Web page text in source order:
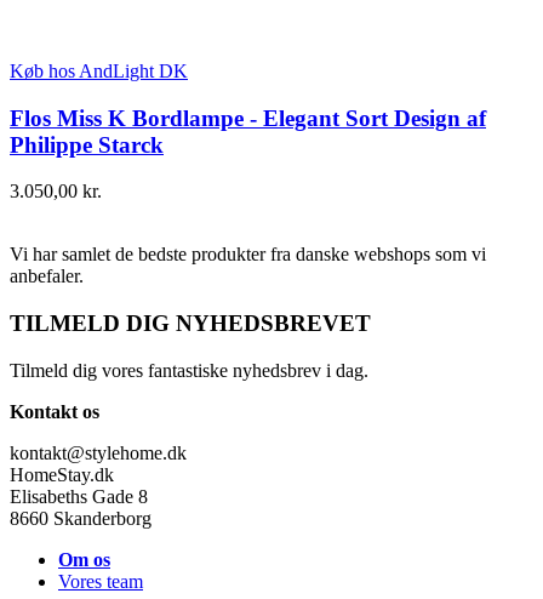
Køb hos AndLight DK
Flos Miss K Bordlampe - Elegant Sort Design af
Philippe Starck
3.050,00 kr.
Vi har samlet de bedste produkter fra danske webshops som vi
anbefaler.
TILMELD DIG NYHEDSBREVET
Tilmeld dig vores fantastiske nyhedsbrev i dag.
Kontakt os
kontakt@stylehome.dk
HomeStay.dk
Elisabeths Gade 8
8660 Skanderborg
Om os
Vores team